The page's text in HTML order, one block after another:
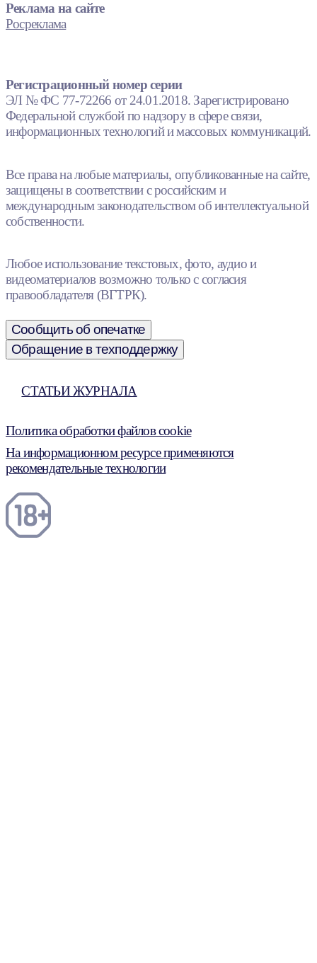
Реклама на сайте
Росреклама
Регистрационный номер серии
ЭЛ № ФС 77-72266 от 24.01.2018. Зарегистрировано
Федеральной службой по надзору в сфере связи,
информационных технологий и массовых коммуникаций.
Все права на любые материалы, опубликованные на сайте,
защищены в соответствии с российским и
международным законодательством об интеллектуальной
собственности.
Любое использование текстовых, фото, аудио и
видеоматериалов возможно только с согласия
правообладателя (ВГТРК).
Сообщить об опечатке
Обращение в техподдержку
СТАТЬИ ЖУРНАЛА
Политика обработки файлов cookie
На информационном ресурсе применяются
рекомендательные технологии